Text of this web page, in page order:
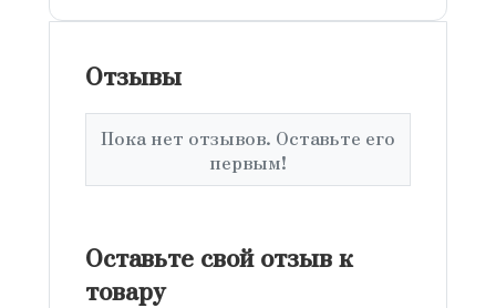
Отзывы
Пока нет отзывов. Оставьте его
первым!
Оставьте свой отзыв к
товару